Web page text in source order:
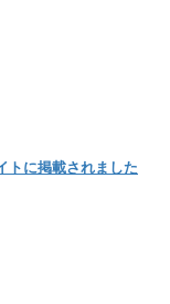
トに掲載されました